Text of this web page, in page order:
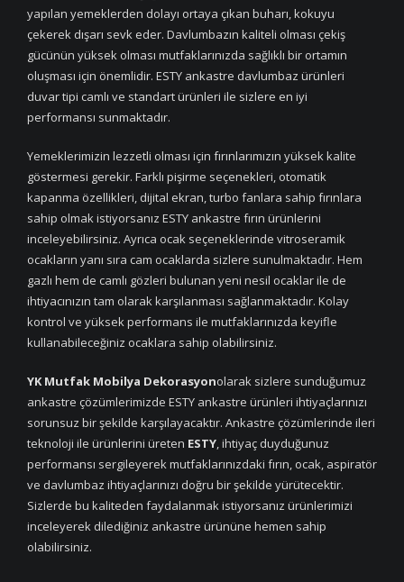
yapılan yemeklerden dolayı ortaya çıkan buharı, kokuyu
çekerek dışarı sevk eder. Davlumbazın kaliteli olması çekiş
gücünün yüksek olması mutfaklarınızda sağlıklı bir ortamın
oluşması için önemlidir. ESTY ankastre davlumbaz ürünleri
duvar tipi camlı ve standart ürünleri ile sizlere en iyi
performansı sunmaktadır.
Yemeklerimizin lezzetli olması için fırınlarımızın yüksek kalite
göstermesi gerekir. Farklı pişirme seçenekleri, otomatik
kapanma özellikleri, dijital ekran, turbo fanlara sahip fırınlara
sahip olmak istiyorsanız ESTY ankastre fırın ürünlerini
inceleyebilirsiniz. Ayrıca ocak seçeneklerinde vitroseramik
ocakların yanı sıra cam ocaklarda sizlere sunulmaktadır. Hem
gazlı hem de camlı gözleri bulunan yeni nesil ocaklar ile de
ihtiyacınızın tam olarak karşılanması sağlanmaktadır. Kolay
kontrol ve yüksek performans ile mutfaklarınızda keyifle
kullanabileceğiniz ocaklara sahip olabilirsiniz.
YK Mutfak Mobilya Dekorasyonolarak sizlere sunduğumuz
ankastre çözümlerimizde ESTY ankastre ürünleri ihtiyaçlarınızı
sorunsuz bir şekilde karşılayacaktır. Ankastre çözümlerinde ileri
teknoloji ile ürünlerini üreten ESTY, ihtiyaç duyduğunuz
performansı sergileyerek mutfaklarınızdaki fırın, ocak, aspiratör
ve davlumbaz ihtiyaçlarınızı doğru bir şekilde yürütecektir.
Sizlerde bu kaliteden faydalanmak istiyorsanız ürünlerimizi
inceleyerek dilediğiniz ankastre ürününe hemen sahip
olabilirsiniz.